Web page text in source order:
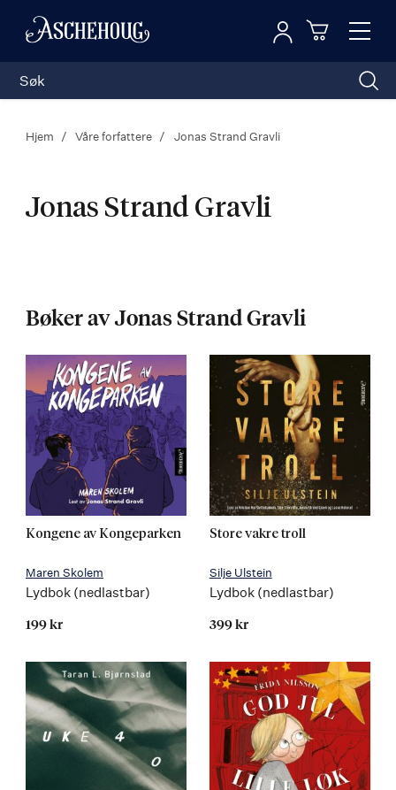
Toggle
Logg inn
Hjem Våre forfattere Jonas Strand Gravli
Jonas Strand Gravli
Gravli
Bøker av Jonas Strand Gravli
Kongene av Kongeparken
Maren Skolem
Lydbok (nedlastbar)
199 kr
Store vakre troll
Silje Ulstein
Lydbok (nedlastbar)
399 kr